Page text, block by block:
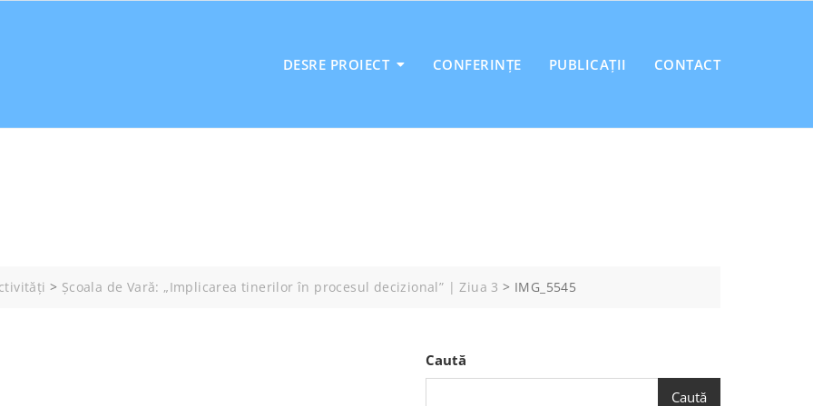
DESRE PROIECT CONFERINȚE PUBLICAȚII CONTACT
> Școala de Vară: „Implicarea tinerilor în procesul decizional” | Ziua 3 > IMG_5545
Caută
Caută